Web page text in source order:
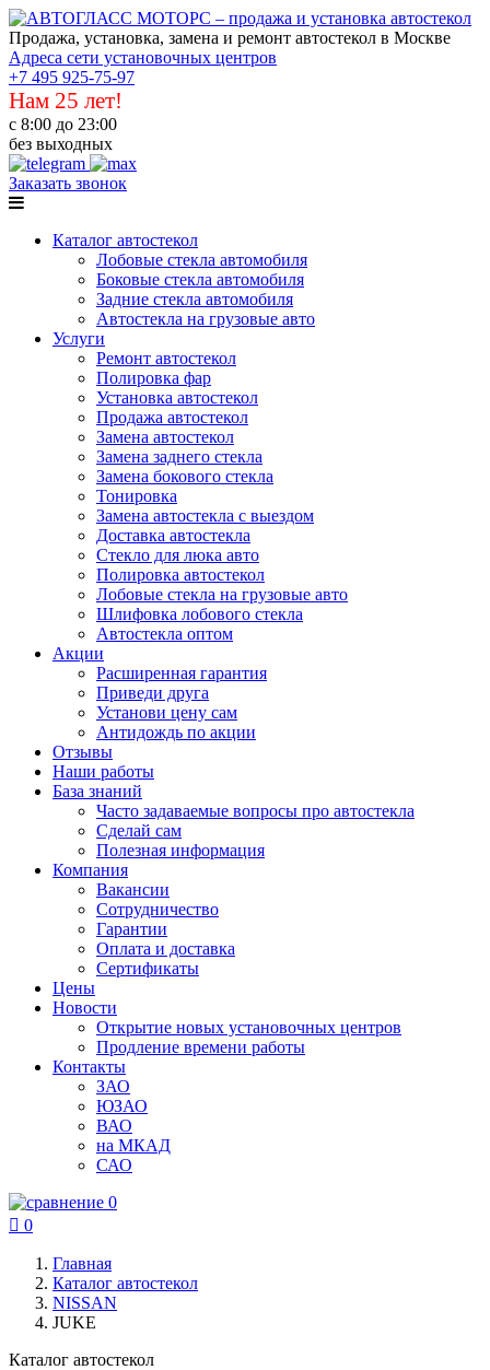
Продажа, установка, замена и ремонт автостекол в Москве
Адреса сети установочных центров
+7 495 925-75-97
Нам 25 лет!
с 8:00 до 23:00
без выходных
Заказать звонок
Каталог автостекол
Лобовые стекла автомобиля
Боковые стекла автомобиля
Задние стекла автомобиля
Автостекла на грузовые авто
Услуги
Ремонт автостекол
Полировка фар
Установка автостекол
Продажа автостекол
Замена автостекол
Замена заднего стекла
Замена бокового стекла
Тонировка
Замена автостекла с выездом
Доставка автостекла
Стекло для люка авто
Полировка автостекол
Лобовые стекла на грузовые авто
Шлифовка лобового стекла
Автостекла оптом
Акции
Расширенная гарантия
Приведи друга
Установи цену сам
Антидождь по акции
Отзывы
Наши работы
База знаний
Часто задаваемые вопросы про автостекла
Сделай сам
Полезная информация
Компания
Вакансии
Сотрудничество
Гарантии
Оплата и доставка
Сертификаты
Цены
Новости
Открытие новых установочных центров
Продление времени работы
Контакты
ЗАО
ЮЗАО
ВАО
на МКАД
САО
0
 0
Главная
Каталог автостекол
NISSAN
JUKE
Каталог автостекол